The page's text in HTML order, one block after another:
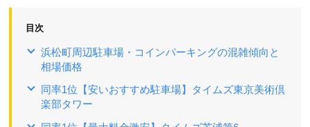
目次
浜松町周辺駐車場・コインパーキングの混雑傾向と
相場価格
同率1位【安いおすすめ駐車場】タイムズ東京美術倶
楽部タワー